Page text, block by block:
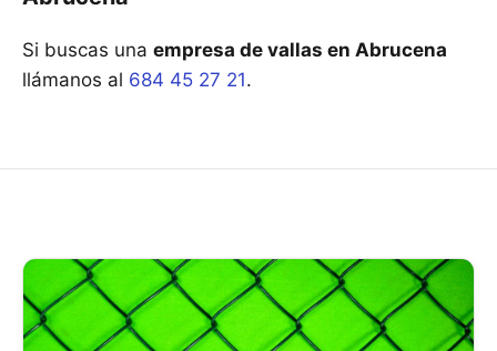
Si buscas una empresa de vallas en Abrucena
llámanos al 684 45 27 21.